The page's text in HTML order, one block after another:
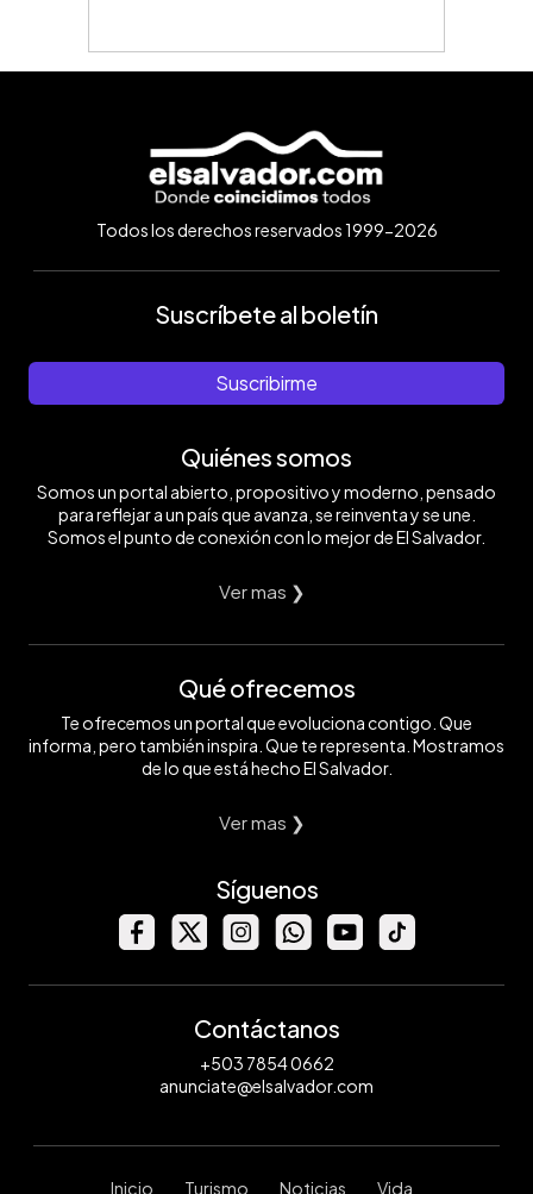
Todos los derechos reservados 1999-2026
Suscríbete al boletín
Suscribirme
Quiénes somos
Somos un portal abierto, propositivo y moderno, pensado
para reflejar a un país que avanza, se reinventa y se une.
Somos el punto de conexión con lo mejor de El Salvador.
Ver mas ❯
Qué ofrecemos
Te ofrecemos un portal que evoluciona contigo. Que
informa, pero también inspira. Que te representa. Mostramos
de lo que está hecho El Salvador.
Ver mas ❯
Síguenos
Contáctanos
+503 7854 0662
anunciate@elsalvador.com
Inicio Turismo Noticias Vida